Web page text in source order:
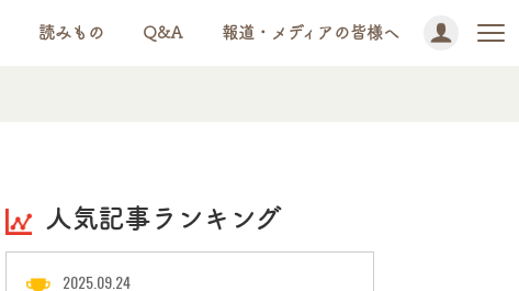
読みもの Q&A 報道・メディアの皆様へ
人気記事ランキング
2025.09.24